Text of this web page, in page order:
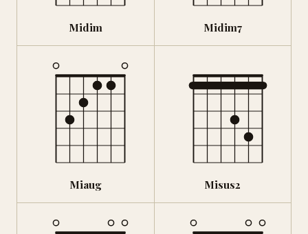
Midim Midim7
Miaug Misus2